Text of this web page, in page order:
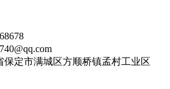
保定市满城区方顺桥镇孟村工业区